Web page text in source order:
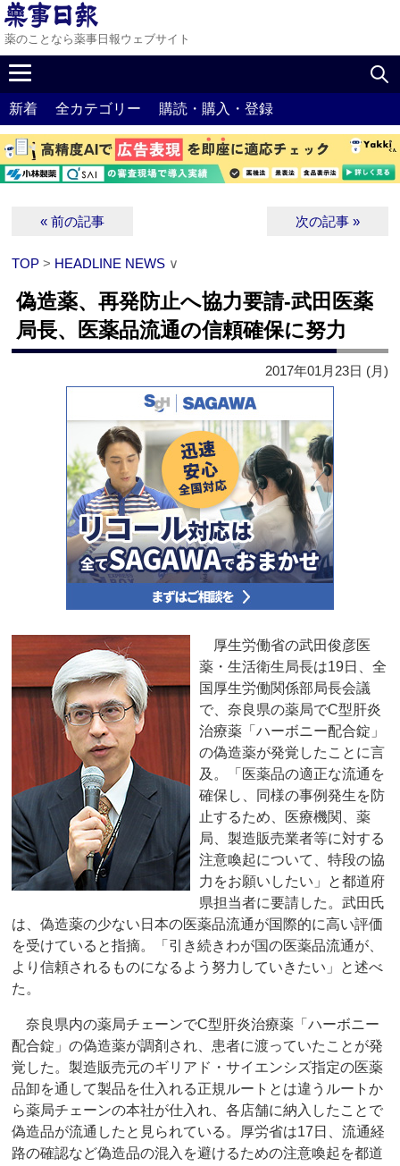
薬のことなら薬事日報ウェブサイト
新着 全カテゴリー 購読・購入・登録
« 前の記事 次の記事 »
TOP > HEADLINE NEWS ∨
偽造薬、再発防止へ協力要請‐武田医薬
局長、医薬品流通の信頼確保に努力
2017年01月23日 (月)
厚生労働省の武田俊彦医
薬・生活衛生局長は19日、全
国厚生労働関係部局長会議
で、奈良県の薬局でC型肝炎
治療薬「ハーボニー配合錠」
の偽造薬が発覚したことに言
及。「医薬品の適正な流通を
確保し、同様の事例発生を防
止するため、医療機関、薬
局、製造販売業者等に対する
注意喚起について、特段の協
力をお願いしたい」と都道府
県担当者に要請した。武田氏
は、偽造薬の少ない日本の医薬品流通が国際的に高い評価
を受けていると指摘。「引き続きわが国の医薬品流通が、
より信頼されるものになるよう努力していきたい」と述べ
た。
奈良県内の薬局チェーンでC型肝炎治療薬「ハーボニー
配合錠」の偽造薬が調剤され、患者に渡っていたことが発
覚した。製造販売元のギリアド・サイエンシズ指定の医薬
品卸を通して製品を仕入れる正規ルートとは違うルートか
ら薬局チェーンの本社が仕入れ、各店舗に納入したことで
偽造品が流通したと見られている。厚労省は17日、流通経
路の確認など偽造品の混入を避けるための注意喚起を都道